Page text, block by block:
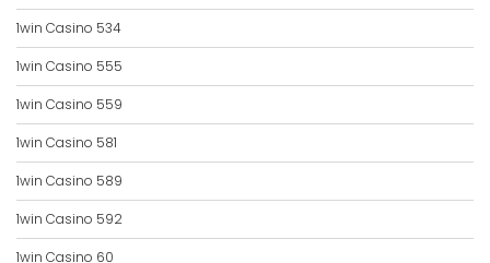
1win Casino 534
1win Casino 555
1win Casino 559
1win Casino 581
1win Casino 589
1win Casino 592
1win Casino 60